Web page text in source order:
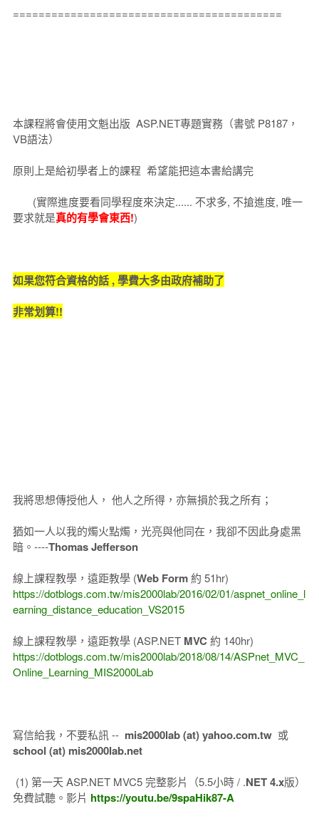
==========================================
本課程將會使用文魁出版 ASP.NET專題實務（書號 P8187，
VB語法）
原則上是給初學者上的課程 希望能把這本書給講完
(實際進度要看同學程度來決定...... 不求多, 不搶進度, 唯一
要求就是真的有學會東西!)
如果您符合資格的話 , 學費大多由政府補助了
非常划算!!
我將思想傳授他人， 他人之所得，亦無損於我之所有；
猶如一人以我的燭火點燭，光亮與他同在，我卻不因此身處黑
暗。----Thomas Jefferson
線上課程教學，遠距教學 (Web Form約 51hr)
https://dotblogs.com.tw/mis2000lab/2016/02/01/aspnet_online_l
earning_distance_education_VS2015
線上課程教學，遠距教學 (ASP.NET MVC 約 140hr)
https://dotblogs.com.tw/mis2000lab/2018/08/14/ASPnet_MVC_
Online_Learning_MIS2000Lab
寫信給我，不要私訊 -- mis2000lab (at) yahoo.com.tw或
school (at) mis2000lab.net
(1) 第一天 ASP.NET MVC5 完整影片（5.5小時 / .NET 4.x版）
免費試聽。影片 https://youtu.be/9spaHik87-A